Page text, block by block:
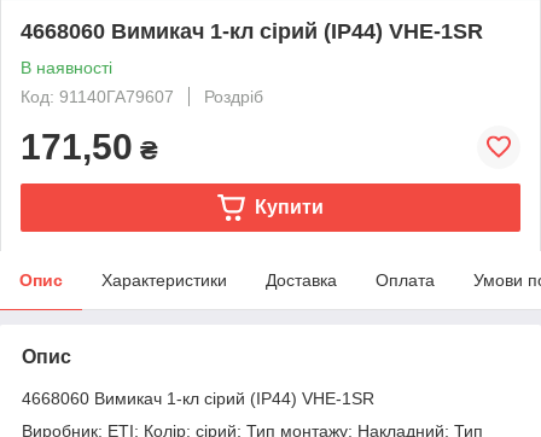
4668060 Вимикач 1-кл сірий (IP44) VHE-1SR
В наявності
Код: 91140ГА79607
Роздріб
171,50 ₴
Купити
Опис Характеристики Доставка Оплата Умови
Опис
4668060 Вимикач 1-кл сірий (IP44) VHE-1SR
Виробник: ETI; Колір: сірий; Тип монтажу: Накладний; Тип